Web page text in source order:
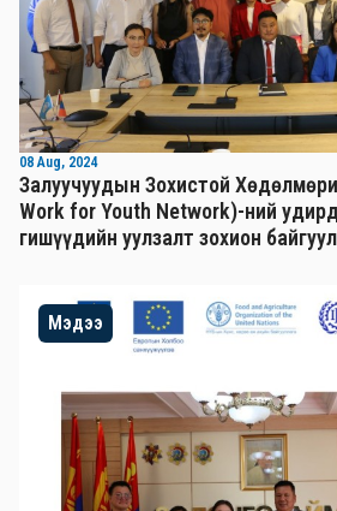
08 Aug, 2024
Залуучуудын Зохистой
Work for Youth Network)-ний
гишүүдийн уулзалт зохион
Мэдээ